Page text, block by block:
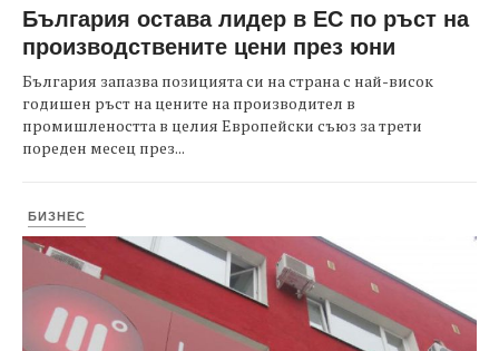
България остава лидер в ЕС по ръст на
производствените цени през юни
България запазва позицията си на страна с най-висок
годишен ръст на цените на производител в
промишлеността в целия Европейски съюз за трети
пореден месец през...
БИЗНЕС